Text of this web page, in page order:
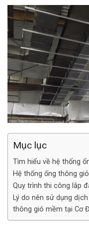
Mục lục
Tìm hiểu về hệ thống
Hệ thống ống thông
Quy trình thi công lắp
Lý do nên sử dụng
thông gió mềm tại Cơ